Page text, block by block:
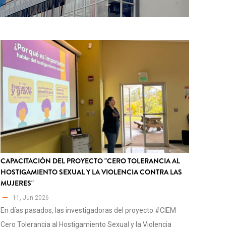
CAPACITACIÓN DEL PROYECTO "CERO TOLERANCIA AL
HOSTIGAMIENTO SEXUAL Y LA VIOLENCIA CONTRA LAS
MUJERES"
11, Jun 2026
En días pasados, las investigadoras del proyecto #CIEM
Cero Tolerancia al Hostigamiento Sexual y la Violencia